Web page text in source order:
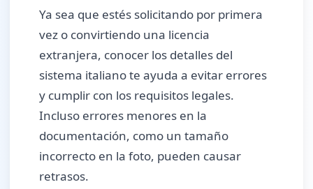
Ya sea que estés solicitando por primera
vez o convirtiendo una licencia
extranjera, conocer los detalles del
sistema italiano te ayuda a evitar errores
y cumplir con los requisitos legales.
Incluso errores menores en la
documentación, como un tamaño
incorrecto en la foto, pueden causar
retrasos.